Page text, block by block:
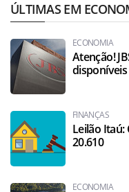
ÚLTIMAS EM
ECONOMIA
Atenção!
FINANÇAS
Leilão Itaú:
20.610
ECONOMIA